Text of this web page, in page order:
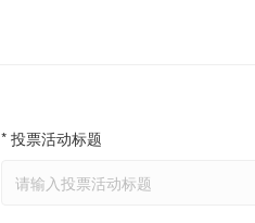
* 投票活动标题